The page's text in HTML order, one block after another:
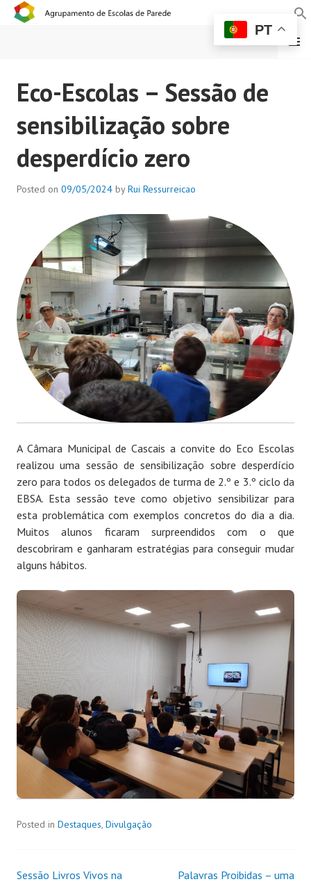
AGRUPAMENTO DE
ESCOLAS DE PAREDE
MENU
Eco-Escolas – Sessão de
sensibilização sobre
desperdício zero
Posted on 09/05/2024 byRui Ressurreicao
A Câmara Municipal de Cascais a convite do Eco Escolas
realizou uma sessão de sensibilização sobre desperdício
zero para todos os delegados de turma de 2.º e 3.º ciclo da
EBSA. Esta sessão teve como objetivo sensibilizar para
esta problemática com exemplos concretos do dia a dia.
Muitos alunos ficaram surpreendidos com o que
descobriram e ganharam estratégias para conseguir mudar
alguns hábitos.
Posted in Destaques, Divulgação
Sessão Livros Vivos na
Palavras Proibidas – uma
PT